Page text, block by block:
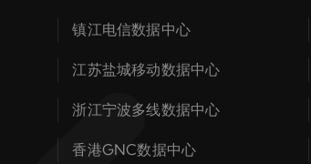
镇江电信数据中心
江苏盐城移动数据中心
浙江宁波多线数据中心
香港GNC数据中心